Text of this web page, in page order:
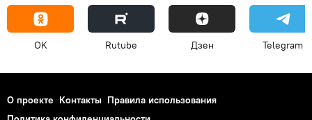
OK Rutube Дзен Telegram
О проекте Контакты Правила использования